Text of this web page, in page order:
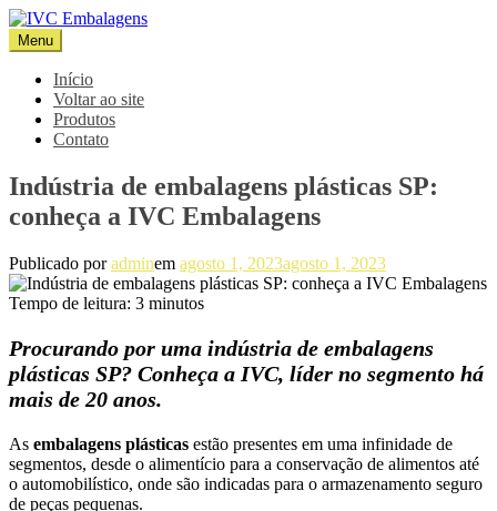
Pular
para
o
conteúdo
IVC Embalagens
Blog IVC
Menu
Início
Voltar ao site
Produtos
Contato
Indústria de embalagens plásticas SP:
conheça a IVC Embalagens
Publicado poradminem agosto 1, 2023agosto 1, 2023
Tempo de leitura: 3 minutos
Procurando por uma indústria de embalagens
plásticas SP? Conheça a IVC, líder no segmento há
mais de 20 anos.
As embalagens plásticas estão presentes em uma infinidade de
segmentos, desde o alimentício para a conservação de alimentos até
o automobilístico, onde são indicadas para o armazenamento seguro
de peças pequenas.